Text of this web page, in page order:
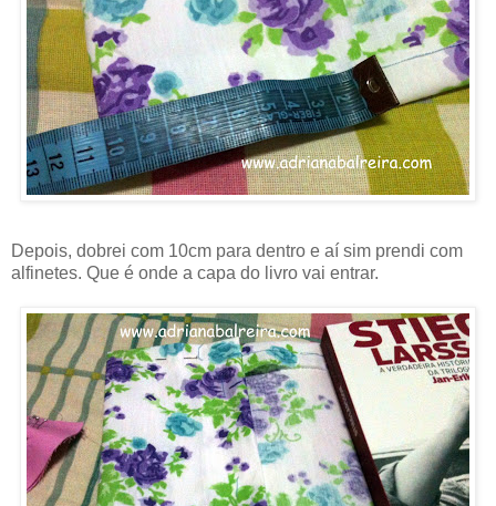
Depois, dobrei com 10cm para dentro e aí sim prendi com
alfinetes. Que é onde a capa do livro vai entrar.